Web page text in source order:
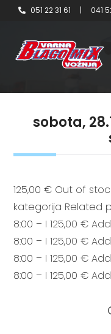
051 22 31 61 | 041
sobota,
125,00 € Out of
kategorija Related
8:00 – I 125,00 €
8:00 – I 125,00 €
8:00 – I 125,00 €
8:00 – I 125,00 €